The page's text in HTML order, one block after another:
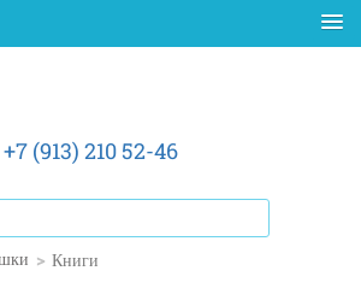
+7 (913) 210 52-46
> Книги